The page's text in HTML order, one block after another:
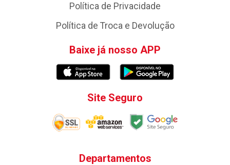
Política de Privacidade
Política de Troca e Devolução
Baixe já nosso APP
Site Seguro
Departamentos